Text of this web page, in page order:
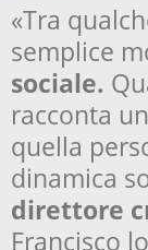
«Tra
semplice
sociale.
racconta
quella
dinamica
direttore
Francisco